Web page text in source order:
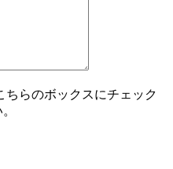
ちらのボックスにチェック